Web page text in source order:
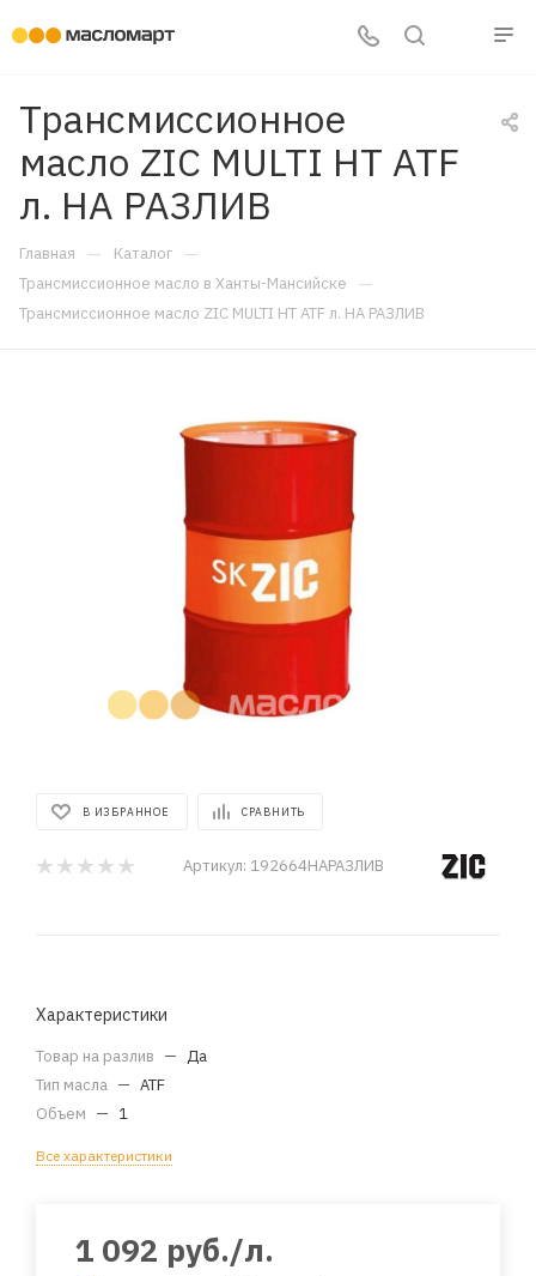
Трансмиссионное
масло ZIC MULTI HT ATF
л. НА РАЗЛИВ
Главная — Каталог —
Трансмиссионное масло в Ханты-Мансийске —
Трансмиссионное масло ZIC MULTI HT ATF л. НА РАЗЛИВ
В ИЗБРАННОЕ СРАВНИТЬ
Артикул: 192664НАРАЗЛИВ
Характеристики
Товар на разлив — Да
Тип масла — ATF
Объем — 1
Все характеристики
1 092 руб./л.